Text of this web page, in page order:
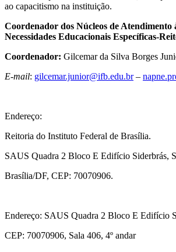
ao capacitismo na instituição.
Coordenador dos Núcleos de Atendimento
Necessidades Educacionais Específicas-
Coordenador: Gilcemar da Silva Borges
E-mail: gilcemar.junior@ifb.edu.br–
Endereço:
Reitoria do Instituto Federal de Brasília.
SAUS Quadra 2 Bloco E Edifício Siderbrás,
Brasília/DF, CEP: 70070906.
Endereço: SAUS Quadra 2 Bloco E Edifício
CEP: 70070906, Sala 406, 4º andar